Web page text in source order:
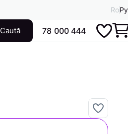
RoРу
Caută 78 000 444